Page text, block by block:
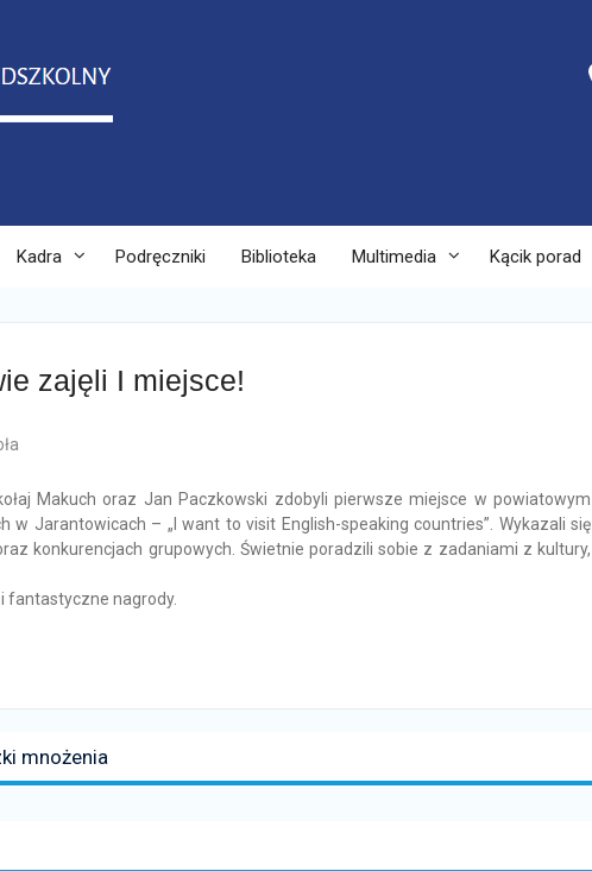
Kadra Podręczniki Biblioteka Multimedia Kącik porad
zajęli I miejsce!
Makuch oraz Jan Paczkowski zdobyli pierwsze miejsce w powiatowym
w Jarantowicach – „I want to visit English-speaking countries”. Wykazali się
konkurencjach grupowych. Świetnie poradzili sobie z zadaniami z kultury,
fantastyczne nagrody.
mnożenia